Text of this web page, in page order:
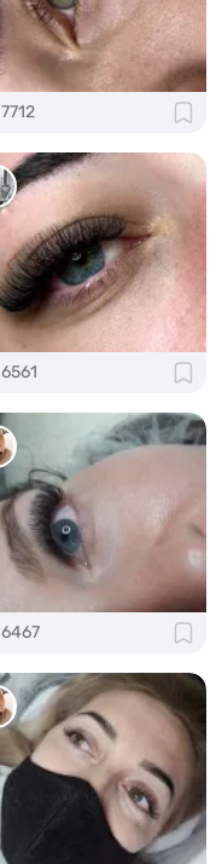
7712
6561
6467